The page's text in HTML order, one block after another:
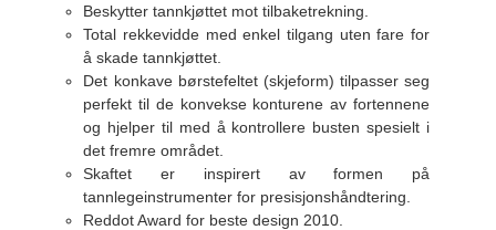
Beskytter tannkjøttet mot tilbaketrekning.
Total rekkevidde med enkel tilgang uten fare for
å skade tannkjøttet.
Det konkave børstefeltet (skjeform) tilpasser seg
perfekt til de konvekse konturene av fortennene
og hjelper til med å kontrollere busten spesielt i
det fremre området.
Skaftet er inspirert av formen på
tannlegeinstrumenter for presisjonshåndtering.
Reddot Award for beste design 2010.